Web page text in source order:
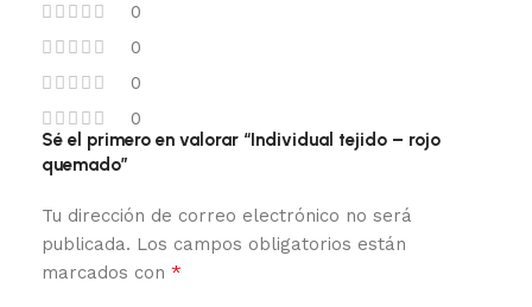
0
0
0
0
Sé el primero en valorar “Individual tejido – rojo
quemado”
Tu dirección de correo electrónico no será
publicada. Los campos obligatorios están
marcados con *